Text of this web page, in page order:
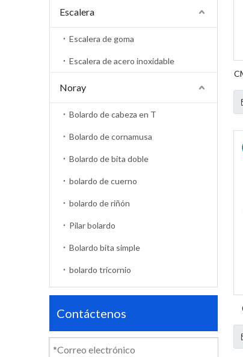
Escalera
Escalera de goma
Escalera de acero inoxidable
Noray
Bolardo de cabeza en T
Bolardo de cornamusa
Bolardo de bita doble
bolardo de cuerno
bolardo de riñón
Pilar bolardo
Bolardo bita simple
bolardo tricornio
Contáctenos